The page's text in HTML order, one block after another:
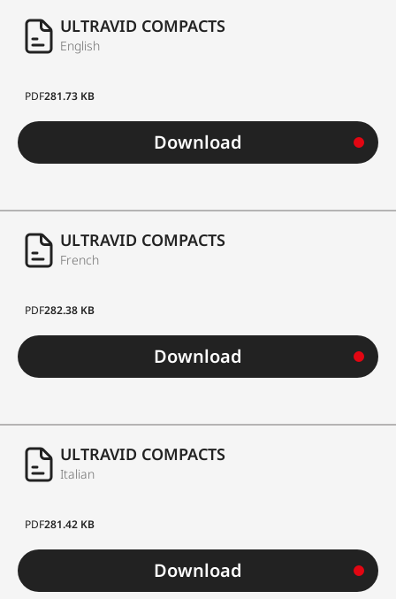
ULTRAVID COMPACTS
English
PDF281.73 KB
Download
ULTRAVID COMPACTS
French
PDF282.38 KB
Download
ULTRAVID COMPACTS
Italian
PDF281.42 KB
Download